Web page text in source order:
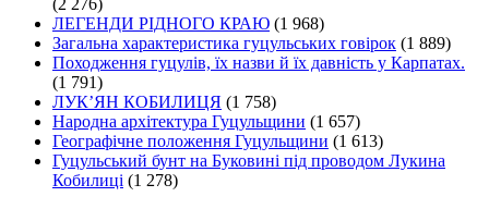
(2 276)
ЛЕГЕНДИ РІДНОГО КРАЮ (1 968)
Загальна характеристика гуцульських говірок (1 889)
Походження гуцулів, їх назви й їх давність у Карпатах.
(1 791)
ЛУК’ЯН КОБИЛИЦЯ (1 758)
Народна архітектура Гуцульщини (1 657)
Географічне положення Гуцульщини (1 613)
Гуцульський бунт на Буковині під проводом Лукина
Кобилиці (1 278)